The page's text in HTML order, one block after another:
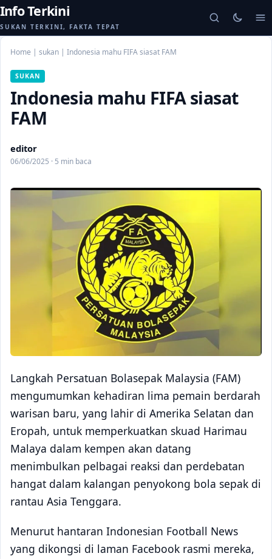
Info Terkini
SUKAN TERKINI, FAKTA TEPAT
Home | sukan | Indonesia mahu FIFA siasat FAM
SUKAN
Indonesia mahu FIFA siasat
FAM
editor
06/06/2025 · 5 min baca
Langkah Persatuan Bolasepak Malaysia (FAM)
mengumumkan kehadiran lima pemain berdarah
warisan baru, yang lahir di Amerika Selatan dan
Eropah, untuk memperkuatkan skuad Harimau
Malaya dalam kempen akan datang
menimbulkan pelbagai reaksi dan perdebatan
hangat dalam kalangan penyokong bola sepak di
rantau Asia Tenggara.
Menurut hantaran Indonesian Football News
yang dikongsi di laman Facebook rasmi mereka,